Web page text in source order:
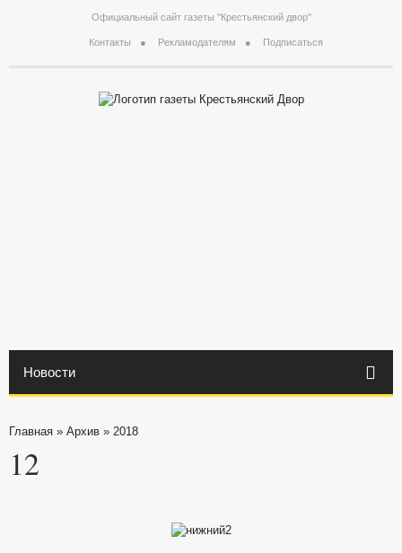
Официальный сайт газеты "Крестьянский двор"
Контакты Рекламодателям Подписаться
Новости
Главная » Архив » 2018
12